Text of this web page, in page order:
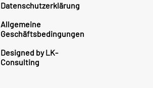
Datenschutzerklärung
Allgemeine
Geschäftsbedingungen
Designed by LK-
Consulting